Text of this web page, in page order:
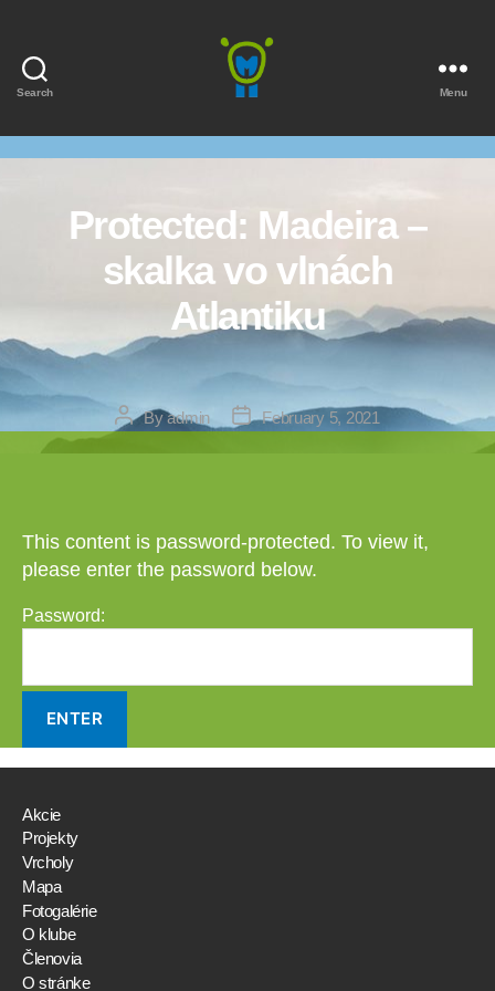
Search Menu
Protected: Madeira –
skalka vo vlnách
Atlantiku
PostByadmin
PostFebruary 5, 2021
This content is password-protected. To view it,
please enter the password below.
Password:
Akcie
Projekty
Vrcholy
Mapa
Fotogalérie
O klube
Členovia
O stránke